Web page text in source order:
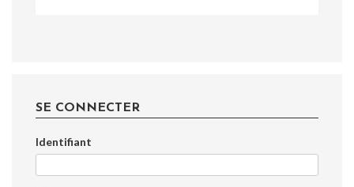
SE CONNECTER
Identifiant